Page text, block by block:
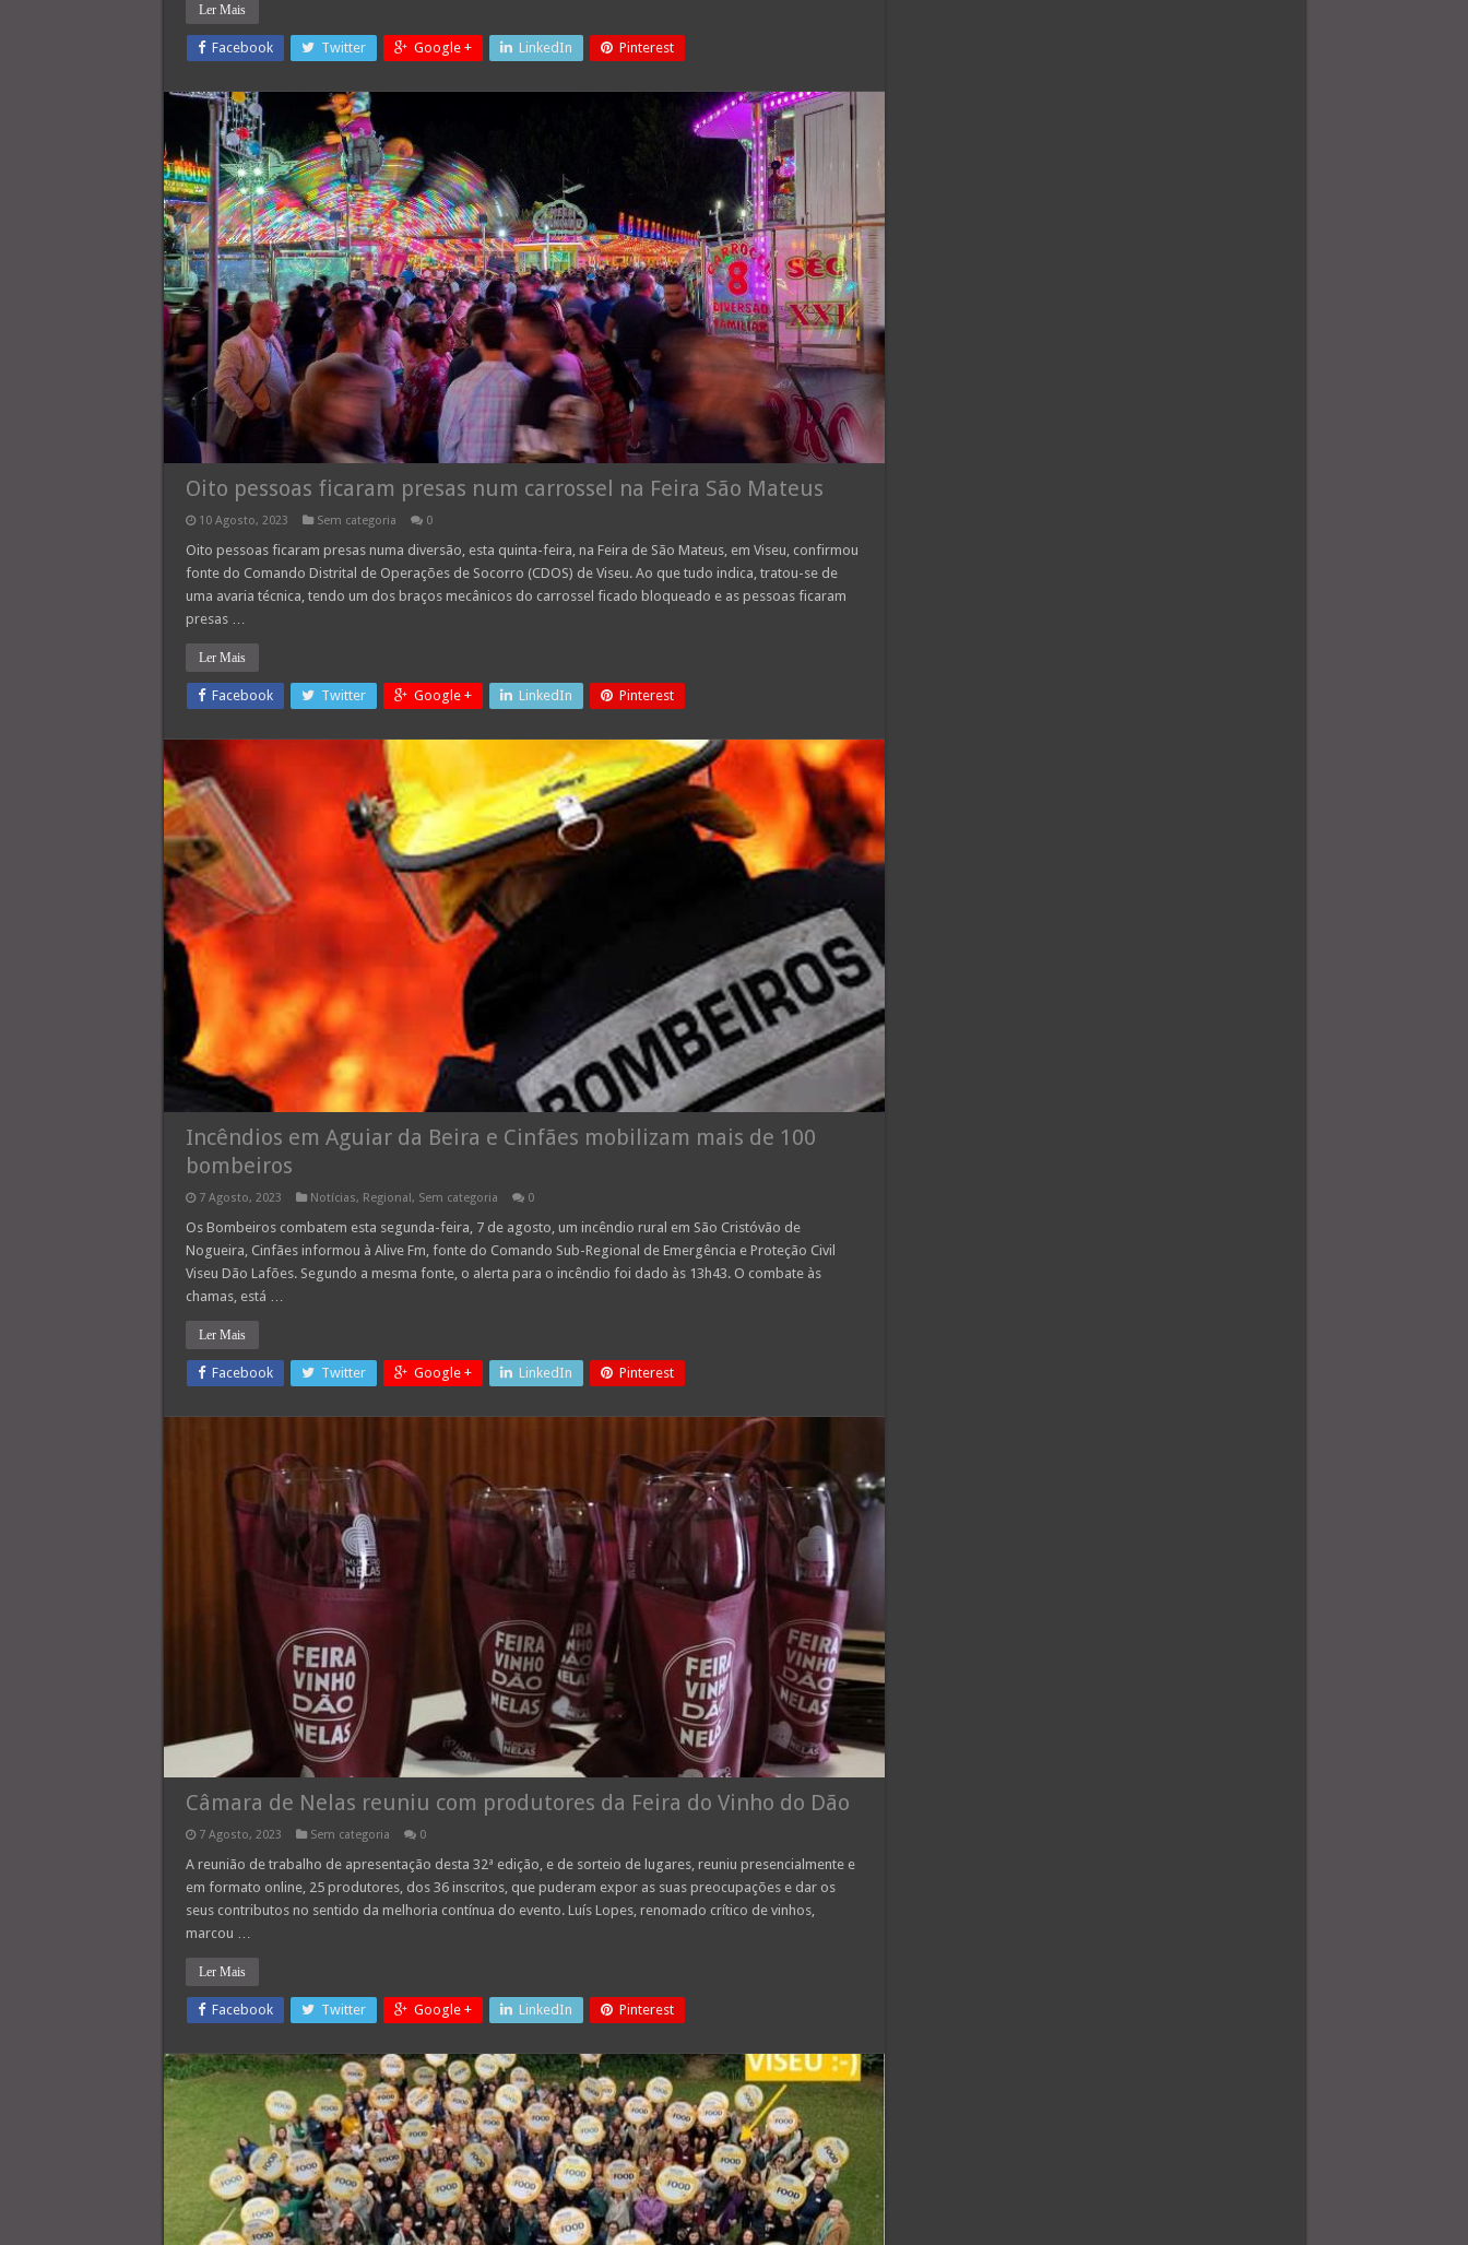
Ler Mais
Facebook Twitter Google + LinkedIn Pinterest
Oito pessoas ficaram presas num carrossel na Feira São Mateus
10 Agosto, 2023 Sem categoria 0
Oito pessoas ficaram presas numa diversão, esta quinta-feira, na Feira de São Mateus, em Viseu, confirmou
fonte do Comando Distrital de Operações de Socorro (CDOS) de Viseu. Ao que tudo indica, tratou-se de
uma avaria técnica, tendo um dos braços mecânicos do carrossel ficado bloqueado e as pessoas ficaram
presas …
Ler Mais
Facebook Twitter Google + LinkedIn Pinterest
Incêndios em Aguiar da Beira e Cinfães mobilizam mais de 100
bombeiros
7 Agosto, 2023 Notícias, Regional, Sem categoria 0
Os Bombeiros combatem esta segunda-feira, 7 de agosto, um incêndio rural em São Cristóvão de
Nogueira, Cinfães informou à Alive Fm, fonte do Comando Sub-Regional de Emergência e Proteção Civil
Viseu Dão Lafões. Segundo a mesma fonte, o alerta para o incêndio foi dado às 13h43. O combate às
chamas, está …
Ler Mais
Facebook Twitter Google + LinkedIn Pinterest
Câmara de Nelas reuniu com produtores da Feira do Vinho do Dão
7 Agosto, 2023 Sem categoria 0
A reunião de trabalho de apresentação desta 32ª edição, e de sorteio de lugares, reuniu presencialmente e
em formato online, 25 produtores, dos 36 inscritos, que puderam expor as suas preocupações e dar os
seus contributos no sentido da melhoria contínua do evento. Luís Lopes, renomado crítico de vinhos,
marcou …
Ler Mais
Facebook Twitter Google + LinkedIn Pinterest